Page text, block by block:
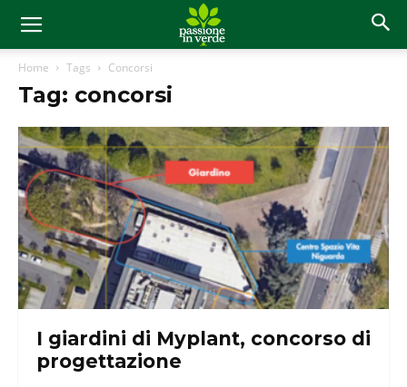
Home Tags Concorsi
Tag: concorsi
I giardini di Myplant, concorso di
progettazione